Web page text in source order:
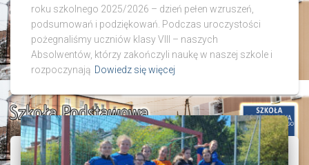
roku szkolnego 2025/2026 – dzień pełen wzruszeń,
podsumowań i podziękowań. Podczas uroczystości
pożegnaliśmy uczniów klasy VIII – naszych
Absolwentów, którzy zakończyli naukę w naszej szkole i
rozpoczynają Dowiedz się więcej